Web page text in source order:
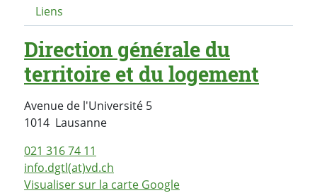
Liens
Direction générale du
territoire et du logement
Avenue de l'Université 5
1014 LausanneSuisse
021 316 74 11
info.dgtl(at)vd.ch
Visualiser sur la carte Google